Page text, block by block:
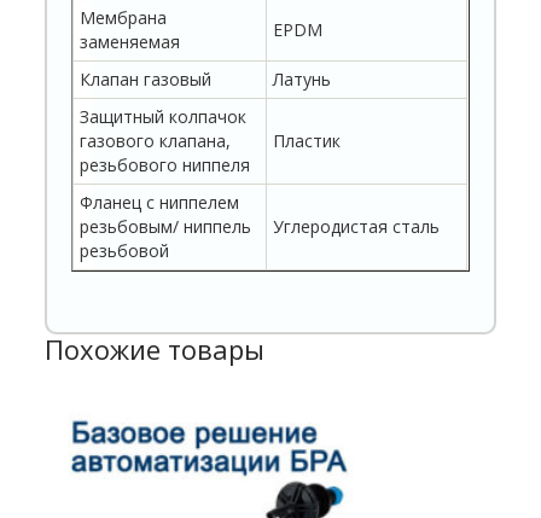
Мембрана
заменяемая
EPDM
Клапан газовый
Латунь
Защитный колпачок
газового клапана,
резьбового ниппеля
Пластик
Фланец с ниппелем
резьбовым/ ниппель
резьбовой
Углеродистая сталь
Похожие товары